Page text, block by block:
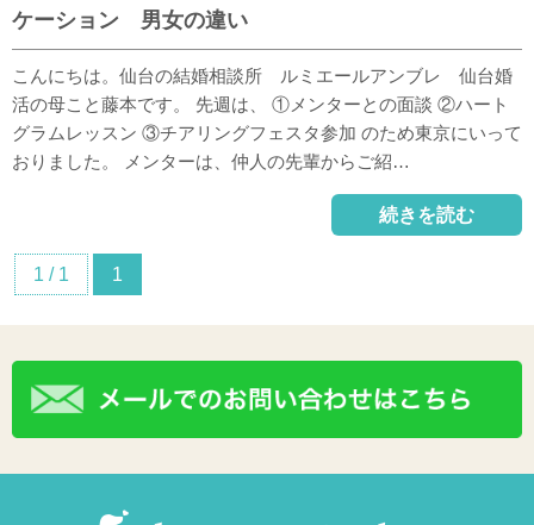
ケーション 男女の違い
こんにちは。仙台の結婚相談所 ルミエールアンブレ 仙台婚
活の母こと藤本です。 先週は、 ①メンターとの面談 ②ハート
グラムレッスン ③チアリングフェスタ参加 のため東京にいって
おりました。 メンターは、仲人の先輩からご紹…
続きを読む
1 / 1 1